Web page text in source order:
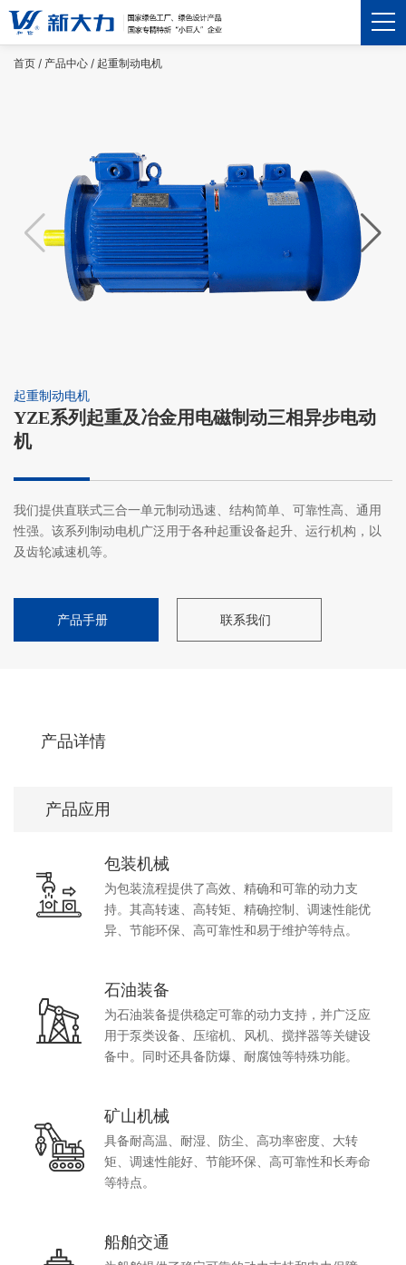
首页 / 产品中心 / 起重制动电机
起重制动电机
YZE系列起重及冶金用电磁制动三相异步电动
机
我们提供直联式三合一单元制动迅速、结构简单、可靠性高、通用
性强。该系列制动电机广泛用于各种起重设备起升、运行机构，以
及齿轮减速机等。
产品手册 联系我们
产品详情
产品应用
包装机械
为包装流程提供了高效、精确和可靠的动力支
持。其高转速、高转矩、精确控制、调速性能优
异、节能环保、高可靠性和易于维护等特点。
石油装备
为石油装备提供稳定可靠的动力支持，并广泛应
用于泵类设备、压缩机、风机、搅拌器等关键设
备中。同时还具备防爆、耐腐蚀等特殊功能。
矿山机械
具备耐高温、耐湿、防尘、高功率密度、大转
矩、调速性能好、节能环保、高可靠性和长寿命
等特点。
船舶交通